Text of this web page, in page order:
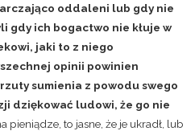
oddaleni lub gdy nie
gdy ich bogactwo nie kłuje w
jaki to z niego
opinii powinien
sumienia z powodu swego
dziękować ludowi, że go nie
pieniądze, to jasne, że je ukradł, lub